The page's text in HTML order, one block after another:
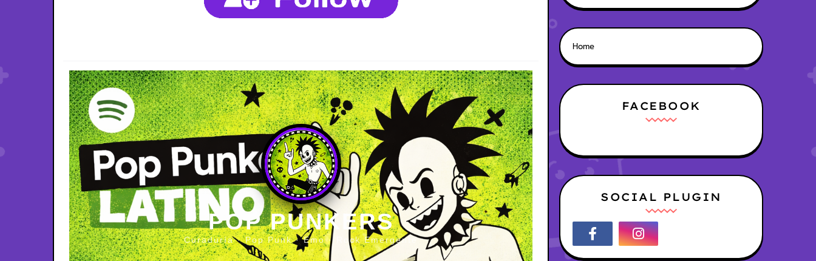
POP PUNKERS
Curaduría · Pop Punk · Emo · Rock Emergente
Home
FACEBOOK
SOCIAL PLUGIN